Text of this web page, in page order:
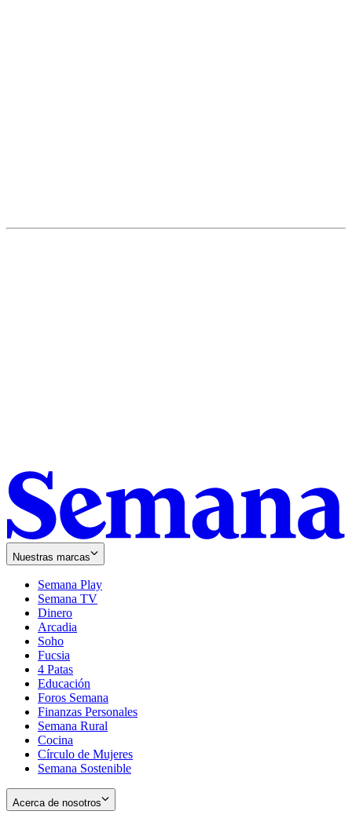
Nuestras marcas
Semana Play
Semana TV
Dinero
Arcadia
Soho
in
new
window
Fucsia
in
new
window
4 Patas
Educación
Foros Semana
Finanzas Personales
Semana Rural
Cocina
Círculo de Mujeres
Semana Sostenible
Acerca de nosotros